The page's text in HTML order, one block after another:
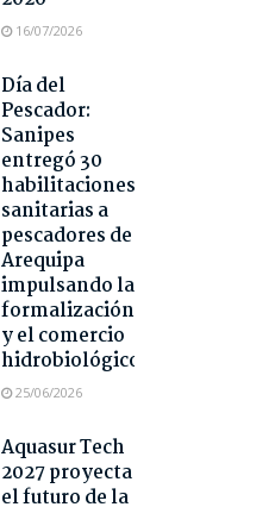
16/07/2026
Día del
Pescador:
Sanipes
entregó 30
habilitaciones
sanitarias a
pescadores de
Arequipa
impulsando la
formalización
y el comercio
hidrobiológico
25/06/2026
Aquasur Tech
2027 proyecta
el futuro de la